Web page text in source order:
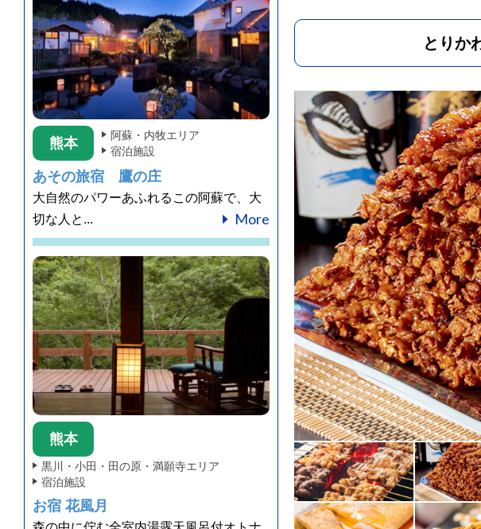
とりか
熊本
阿蘇・内牧エリア
宿泊施設
あその旅宿 鷹の庄
大自然のパワーあふれるこの阿蘇で、大
切な人と...
More
熊本
黒川・小田・田の原・満願寺エリア
宿泊施設
お宿 花風月